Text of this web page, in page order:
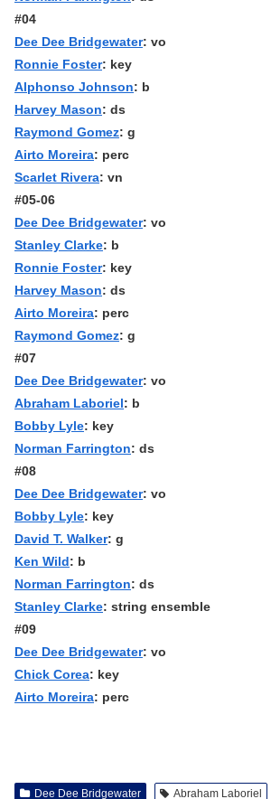
#04
Dee Dee Bridgewater: vo
Ronnie Foster: key
Alphonso Johnson: b
Harvey Mason: ds
Raymond Gomez: g
Airto Moreira: perc
Scarlet Rivera: vn
#05-06
Dee Dee Bridgewater: vo
Stanley Clarke: b
Ronnie Foster: key
Harvey Mason: ds
Airto Moreira: perc
Raymond Gomez: g
#07
Dee Dee Bridgewater: vo
Abraham Laboriel: b
Bobby Lyle: key
Norman Farrington: ds
#08
Dee Dee Bridgewater: vo
Bobby Lyle: key
David T. Walker: g
Ken Wild: b
Norman Farrington: ds
Stanley Clarke: string ensemble
#09
Dee Dee Bridgewater: vo
Chick Corea: key
Airto Moreira: perc
Dee Dee Bridgewater Abraham Laboriel